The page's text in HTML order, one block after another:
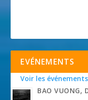
EVÉNEMENTS
Voir les
BAO VUONG,